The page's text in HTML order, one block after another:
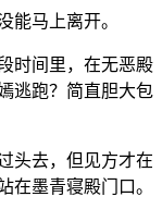
能马上离开。
时间里，在无恶殿
逃跑？简直胆大包
头去，但见方才在
在墨青寝殿门口。